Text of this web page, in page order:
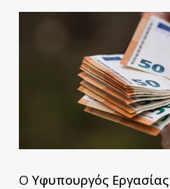
Ο Υφυπουργός Εργασίας